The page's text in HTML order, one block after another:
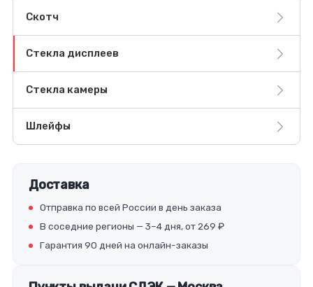
Скотч
Стекла дисплеев
Стекла камеры
Шлейфы
Доставка
Отправка по всей России в день заказа
В соседние регионы — 3–4 дня, от 269 ₽
Гарантия 90 дней на онлайн-заказы